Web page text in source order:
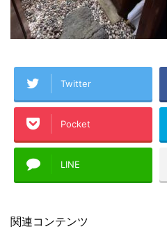
Twitter
Pocket
LINE
関連コンテンツ